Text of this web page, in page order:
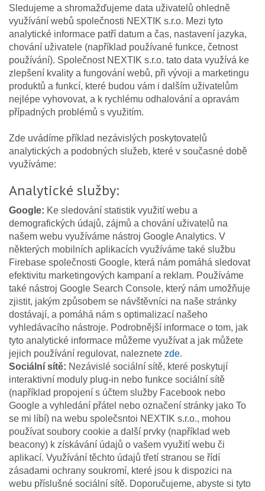
Sledujeme a shromažďujeme data uživatelů ohledně
využívání webů společnosti NEXTIK s.r.o. Mezi tyto
analytické informace patří datum a čas, nastavení jazyka,
chování uživatele (například používané funkce, četnost
používání). Společnost NEXTIK s.r.o. tato data využívá ke
zlepšení kvality a fungování webů, při vývoji a marketingu
produktů a funkcí, které budou vám i dalším uživatelům
nejlépe vyhovovat, a k rychlému odhalování a opravám
případných problémů s využitím.
Zde uvádíme příklad nezávislých poskytovatelů
analytických a podobných služeb, které v současné době
využíváme:
Analytické služby:
Google: Ke sledování statistik využití webu a
demografických údajů, zájmů a chování uživatelů na
našem webu využíváme nástroj Google Analytics. V
některých mobilních aplikacích využíváme také službu
Firebase společnosti Google, která nám pomáhá sledovat
efektivitu marketingových kampaní a reklam. Používáme
také nástroj Google Search Console, který nám umožňuje
zjistit, jakým způsobem se návštěvníci na naše stránky
dostávají, a pomáhá nám s optimalizací našeho
vyhledávacího nástroje. Podrobnější informace o tom, jak
tyto analytické informace můžeme využívat a jak můžete
jejich používání regulovat, naleznete zde.
Sociální sítě: Nezávislé sociální sítě, které poskytují
interaktivní moduly plug-in nebo funkce sociální sítě
(například propojení s účtem služby Facebook nebo
Google a vyhledání přátel nebo označení stránky jako To
se mi líbí) na webu společsntoi NEXTIK s.r.o., mohou
používat soubory cookie a další prvky (například web
beacony) k získávání údajů o vašem využití webu či
aplikací. Využívání těchto údajů třetí stranou se řídí
zásadami ochrany soukromí, které jsou k dispozici na
webu příslušné sociální sítě. Doporučujeme, abyste si tyto